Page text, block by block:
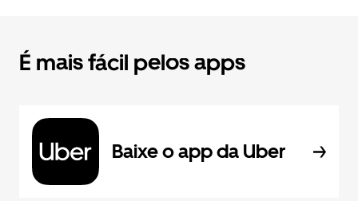
É mais fácil pelos apps
Baixe o app da Uber